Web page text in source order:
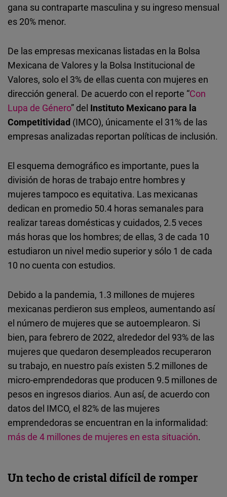
gana su contraparte masculina y su ingreso mensual
es 20% menor.
De las empresas mexicanas listadas en la Bolsa
Mexicana de Valores y la Bolsa Institucional de
Valores, solo el 3% de ellas cuenta con mujeres en
dirección general. De acuerdo con el reporte “Con
Lupa de Género” del Instituto Mexicano para la
Competitividad (IMCO), únicamente el 31% de las
empresas analizadas reportan políticas de inclusión.
El esquema demográfico es importante, pues la
división de horas de trabajo entre hombres y
mujeres tampoco es equitativa. Las mexicanas
dedican en promedio 50.4 horas semanales para
realizar tareas domésticas y cuidados, 2.5 veces
más horas que los hombres; de ellas, 3 de cada 10
estudiaron un nivel medio superior y sólo 1 de cada
10 no cuenta con estudios.
Debido a la pandemia, 1.3 millones de mujeres
mexicanas perdieron sus empleos, aumentando así
el número de mujeres que se autoemplearon. Si
bien, para febrero de 2022, alrededor del 93% de las
mujeres que quedaron desempleados recuperaron
su trabajo, en nuestro país existen 5.2 millones de
micro-emprendedoras que producen 9.5 millones de
pesos en ingresos diarios. Aun así, de acuerdo con
datos del IMCO, el 82% de las mujeres
emprendedoras se encuentran en la informalidad:
más de 4 millones de mujeres en esta situación.
Un techo de cristal difícil de romper
Flickr
Embed
Newsletter2go
Embed
Podigee
Embed
D.Vinci
Typeform
Embed